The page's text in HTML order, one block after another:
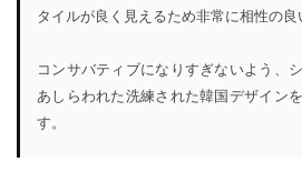
タイルが良く見えるため非常に相性の良
コンサバティブになりすぎないよう、
あしらわれた洗練された韓国デザイン
す。